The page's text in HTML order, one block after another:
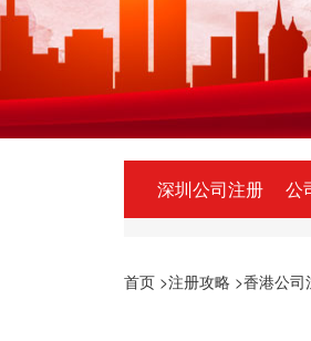
深圳公司注册 公
首页 >注册攻略 >香港公司